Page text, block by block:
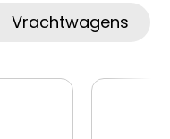
Vrachtwagens